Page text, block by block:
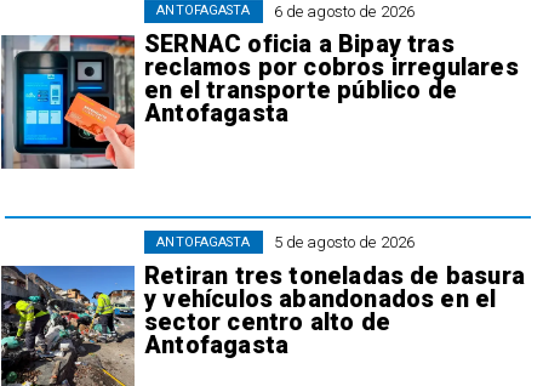
6 de agosto de 2026
SERNAC oficia a Bipay tras
reclamos por cobros irregulares
en el transporte público de
Antofagasta
ANTOFAGASTA
5 de agosto de 2026
Retiran tres toneladas de basura
y vehículos abandonados en el
sector centro alto de
Antofagasta
ANTOFAGASTA